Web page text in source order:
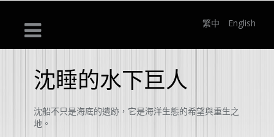
繁中 English
沈睡的水下巨人
沈船不只是海底的遺跡，它是海洋生態的希望與重生之
地。